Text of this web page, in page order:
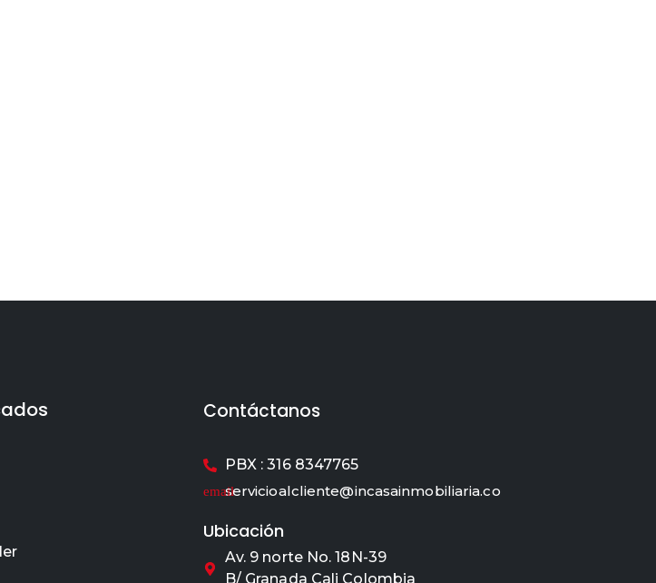
Contáctanos
PBX : 316 8347765
servicioalcliente@incasainmobiliaria.co
Ubicación
Av. 9 norte No. 18N-39
B/ Granada Cali Colombia